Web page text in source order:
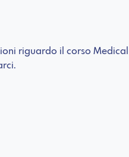
riguardo il corso Medical